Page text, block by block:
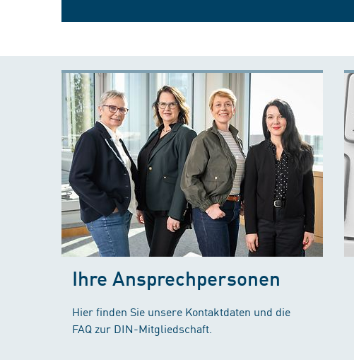
Ihre Ansprechpersonen
Hier finden Sie unsere Kontaktdaten und die
FAQ zur DIN-Mitgliedschaft.